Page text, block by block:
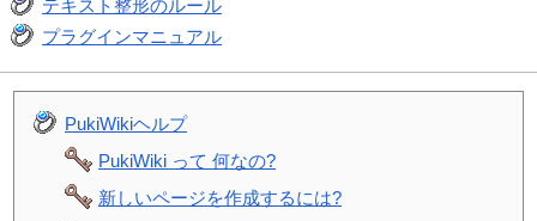
テキスト整形のルール
プラグインマニュアル
PukiWikiヘルプ
PukiWiki って 何なの?
新しいページを作成するには?